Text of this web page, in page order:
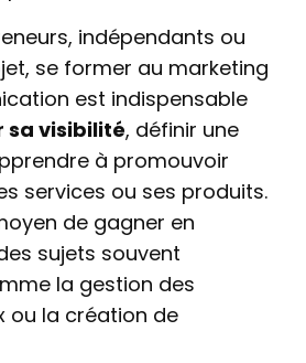
indépendants ou
se former au marketing
est indispensable
visibilité, définir une
à promouvoir
services ou ses produits.
de gagner en
sujets souvent
la gestion des
ou la création de